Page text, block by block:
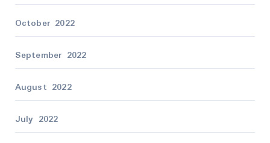
October 2022
September 2022
August 2022
July 2022